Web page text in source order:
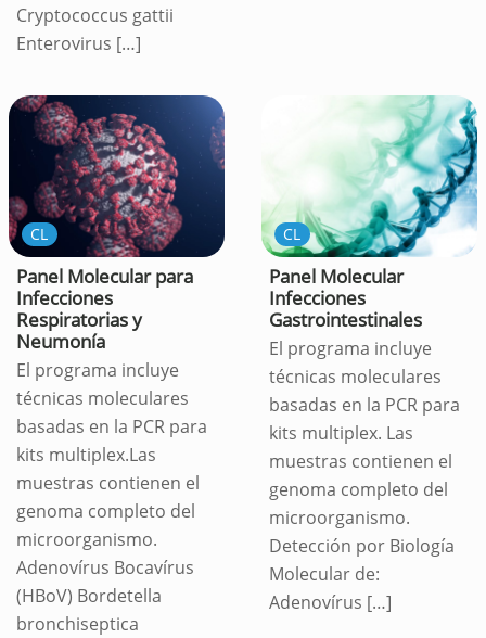
Cryptococcus gattii
Enterovirus […]
CL
Panel Molecular para
Infecciones
Respiratorias y
Neumonía
El programa incluye
técnicas moleculares
basadas en la PCR para
kits multiplex.Las
muestras contienen el
genoma completo del
microorganismo.
Adenovírus Bocavírus
(HBoV) Bordetella
bronchiseptica
CL
Panel Molecular
Infecciones
Gastrointestinales
El programa incluye
técnicas moleculares
basadas en la PCR para
kits multiplex. Las
muestras contienen el
genoma completo del
microorganismo.
Detección por Biología
Molecular de:
Adenovírus […]